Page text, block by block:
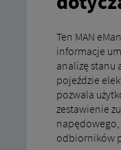
Ten MAN
informacje
analizę stanu
pojeździe
pozwala
zestawienie
odbiorników